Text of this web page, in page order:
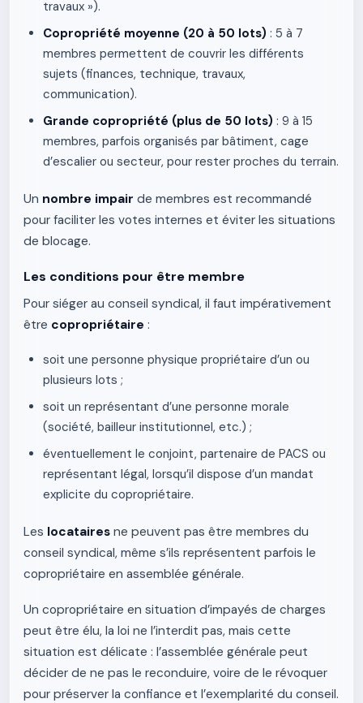
travaux »).
Copropriété moyenne (20 à 50 lots) : 5 à 7
membres permettent de couvrir les différents
sujets (finances, technique, travaux,
communication).
Grande copropriété (plus de 50 lots) : 9 à 15
membres, parfois organisés par bâtiment, cage
d’escalier ou secteur, pour rester proches du terrain.
Un nombre impair de membres est recommandé
pour faciliter les votes internes et éviter les situations
de blocage.
Les conditions pour être membre
Pour siéger au conseil syndical, il faut impérativement
être copropriétaire :
soit une personne physique propriétaire d’un ou
plusieurs lots ;
soit un représentant d’une personne morale
(société, bailleur institutionnel, etc.) ;
éventuellement le conjoint, partenaire de PACS ou
représentant légal, lorsqu’il dispose d’un mandat
explicite du copropriétaire.
Les locataires ne peuvent pas être membres du
conseil syndical, même s’ils représentent parfois le
copropriétaire en assemblée générale.
Un copropriétaire en situation d’impayés de charges
peut être élu, la loi ne l’interdit pas, mais cette
situation est délicate : l’assemblée générale peut
décider de ne pas le reconduire, voire de le révoquer
pour préserver la confiance et l’exemplarité du conseil.